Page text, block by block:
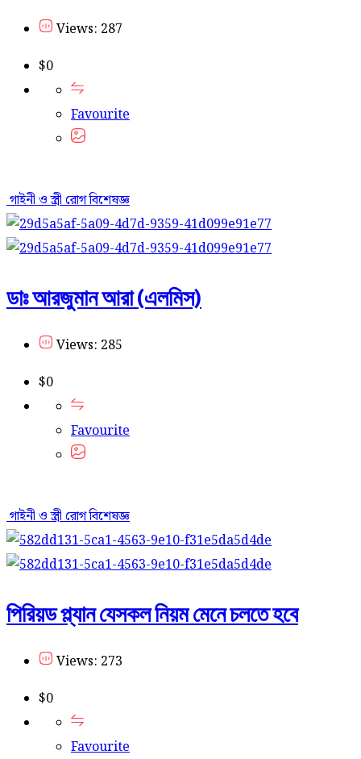
Views: 287
$0
Favourite
গাইনী ও স্ত্রী রোগ বিশেষজ্ঞ
ডাঃ আরজুমান আরা (এলমিস)
Views: 285
$0
Favourite
গাইনী ও স্ত্রী রোগ বিশেষজ্ঞ
পিরিয়ড প্ল্যান যেসকল নিয়ম মেনে চলতে হবে
Views: 273
$0
Favourite